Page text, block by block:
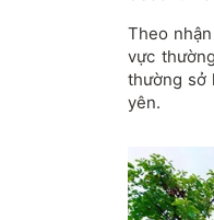
Theo
vực
thường sở
yên.